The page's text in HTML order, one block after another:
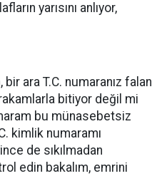
yarısını anlıyor,
ara T.C. numaranız falan
bitiyor değil mi
bu münasebetsiz
kimlik numaramı
de sıkılmadan
edin bakalım, emrini